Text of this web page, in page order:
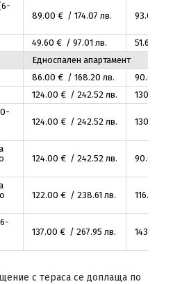
89.00 € / 174.07 лв. 93.00
49.60 € / 97.01 лв. 51.64
Едноспален апартамент
86.00 € / 168.20 лв. 90.00
124.00 € / 242.52лв. 130
124.00 € / 242.52лв. 130
124.00 € / 242.52лв. 90.00
122.00 € / 238.61 лв. 116.00
137.00 € / 267.95 лв. 143
с тераса се доплаща по